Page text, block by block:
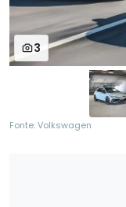
3
Fonte: Volkswagen